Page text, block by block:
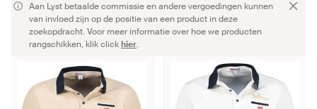
Aan Lyst betaalde commissie en andere vergoedingen kunnen
van invloed zijn op de positie van een product in deze
zoekopdracht. Voor meer informatie over hoe we producten
rangschikken, klik clickhier.